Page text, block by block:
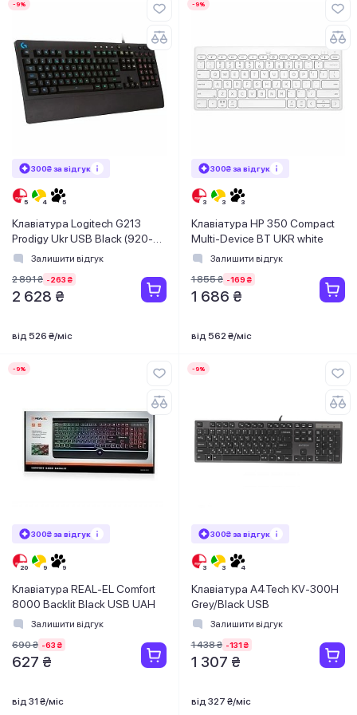
-9%
300₴ за відгук
Клавіатура Logitech G213
Prodigy Ukr USB Black (920-
010740)Залишити відгук
2 891 ₴ -263 ₴
2 628 ₴
від 526 ₴/міс
-9%
300₴ за відгук
Клавіатура HP 350 Compact
Multi-Device BT UKR white
Залишити відгук
1 855 ₴ -169 ₴
1 686 ₴
від 562 ₴/міс
-9%
300₴ за відгук
Клавіатура REAL-EL Comfort
8000 Backlit Black USB UAH
Залишити відгук
690 ₴ -63 ₴
627 ₴
від 31 ₴/міс
-9%
300₴ за відгук
Клавiатура А4Tech KV-300H
Grey/Black USB
Залишити відгук
1 438 ₴ -131 ₴
1 307 ₴
від 327 ₴/міс